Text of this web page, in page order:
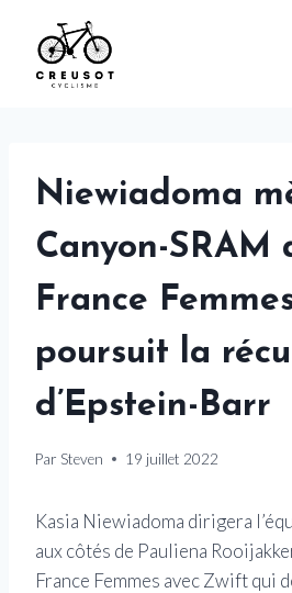
content
Niewiadoma
Canyon-SRAM
France
poursuit la
d’Epstein-Barr
Par Steven 19 juillet 2022
Kasia Niewiadoma dirigera
aux côtés de Pauliena
France Femmes avec Zwift qui